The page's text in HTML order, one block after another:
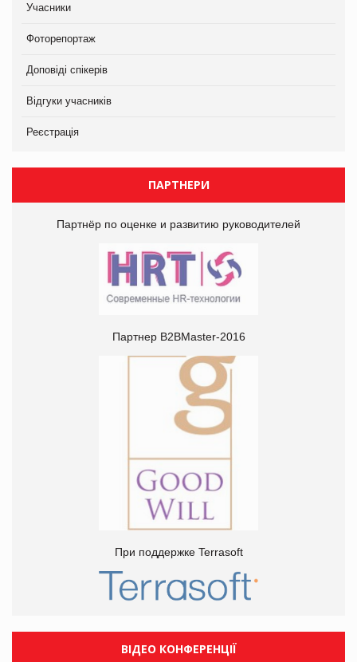
Учасники
Фоторепортаж
Доповіді спікерів
Відгуки учасників
Реєстрація
ПАРТНЕРИ
Партнёр по оценке и развитию руководителей
Партнер В2ВMaster-2016
При поддержке Terrasoft
ВІДЕО КОНФЕРЕНЦІЇ